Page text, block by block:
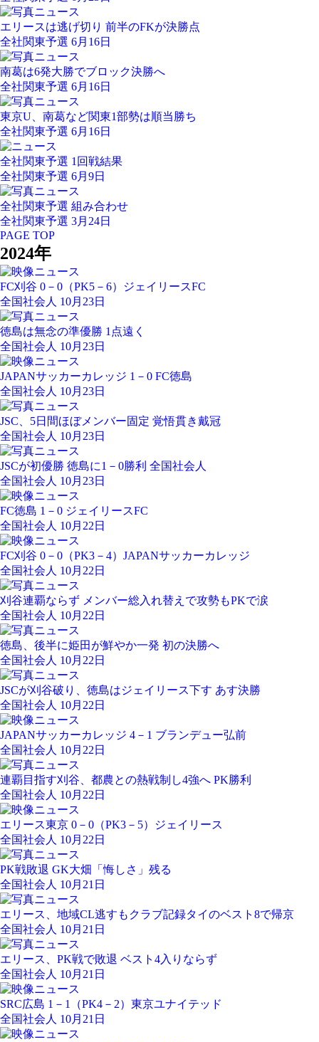
エリースは逃げ切り 前半のFKが決勝点
全社関東予選 6月16日
南葛は6発大勝でブロック決勝へ
全社関東予選 6月16日
東京U、南葛など関東1部勢は順当勝ち
全社関東予選 6月16日
全社関東予選 1回戦結果
全社関東予選 6月9日
全社関東予選 組み合わせ
全社関東予選 3月24日
PAGE TOP
2024年
FC刈谷 0－0（PK5－6）ジェイリースFC
全国社会人 10月23日
徳島は無念の準優勝 1点遠く
全国社会人 10月23日
JAPANサッカーカレッジ 1－0 FC徳島
全国社会人 10月23日
JSC、5日間ほぼメンバー固定 覚悟貫き戴冠
全国社会人 10月23日
JSCが初優勝 徳島に1－0勝利 全国社会人
全国社会人 10月23日
FC徳島 1－0 ジェイリースFC
全国社会人 10月22日
FC刈谷 0－0（PK3－4）JAPANサッカーカレッジ
全国社会人 10月22日
刈谷連覇ならず メンバー総入れ替えで攻勢もPKで涙
全国社会人 10月22日
徳島、後半に姫田が鮮やか一発 初の決勝へ
全国社会人 10月22日
JSCが刈谷破り、徳島はジェイリース下す あす決勝
全国社会人 10月22日
JAPANサッカーカレッジ 4－1 ブランデュー弘前
全国社会人 10月22日
連覇目指す刈谷、都農との熱戦制し4強へ PK勝利
全国社会人 10月22日
エリース東京 0－0（PK3－5）ジェイリース
全国社会人 10月22日
PK戦敗退 GK大畑「悔しさ」残る
全国社会人 10月21日
エリース、地域CL逃すもクラブ記録タイのベスト8で帰京
全国社会人 10月21日
エリース、PK戦で敗退 ベスト4入りならず
全国社会人 10月21日
SRC広島 1－1（PK4－2）東京ユナイテッド
全国社会人 10月21日